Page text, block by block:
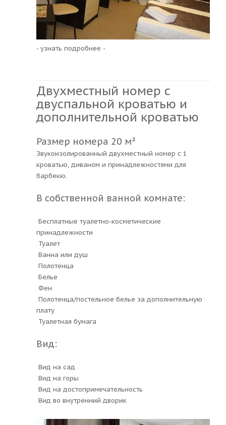
- узнать подробнее -
Двухместный номер с
двуспальной кроватью и
дополнительной кроватью
Размер номера 20 м²
Звукоизолированный двухместный номер с 1
кроватью, диваном и принадлежностями для
барбекю.
В собственной ванной комнате:
Бесплатные туалетно-косметические
принадлежности
Туалет
Ванна или душ
Полотенца
Белье
Фен
Полотенца/постельное белье за дополнительную
плату
Туалетная бумага
Вид:
Вид на сад
Вид на горы
Вид на достопримечательность
Вид во внутренний дворик